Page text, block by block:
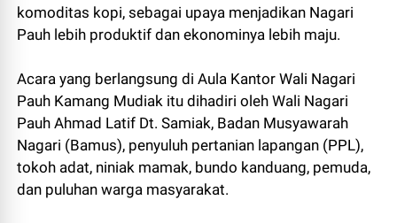
komoditas kopi, sebagai upaya menjadikan Nagari
Pauh lebih produktif dan ekonominya lebih maju.
Acara yang berlangsung di Aula Kantor Wali Nagari
Pauh Kamang Mudiak itu dihadiri oleh Wali Nagari
Pauh Ahmad Latif Dt. Samiak, Badan Musyawarah
Nagari (Bamus), penyuluh pertanian lapangan (PPL),
tokoh adat, niniak mamak, bundo kanduang, pemuda,
dan puluhan warga masyarakat.